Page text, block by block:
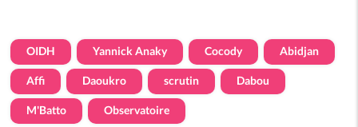
OIDH Yannick Anaky Cocody Abidjan
Affi Daoukro scrutin Dabou
M'Batto Observatoire